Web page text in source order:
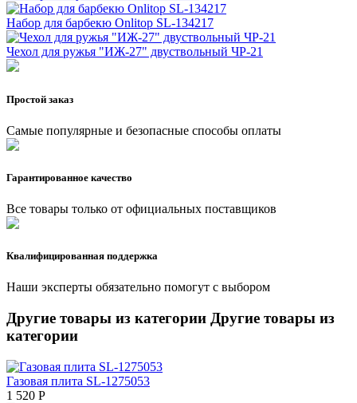
Набор для барбекю Onlitop SL-134217
Чехол для ружья "ИЖ-27" двуствольный ЧР-21
Простой заказ
Самые популярные и безопасные способы оплаты
Гарантированное качество
Все товары только от официальных поставщиков
Квалифицированная поддержка
Наши эксперты обязательно помогут с выбором
Другие товары из категории Другие товары из
категории
Газовая плита SL-1275053
1 520 Р